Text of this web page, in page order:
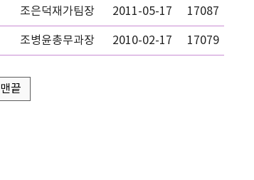
조은덕재가팀장 2011-05-17 17087
조병윤총무과장 2010-02-17 17079
맨끝